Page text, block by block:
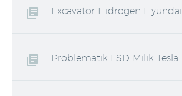
Excavator Hidrogen Hyundai
Problematik FSD Milik Tesla